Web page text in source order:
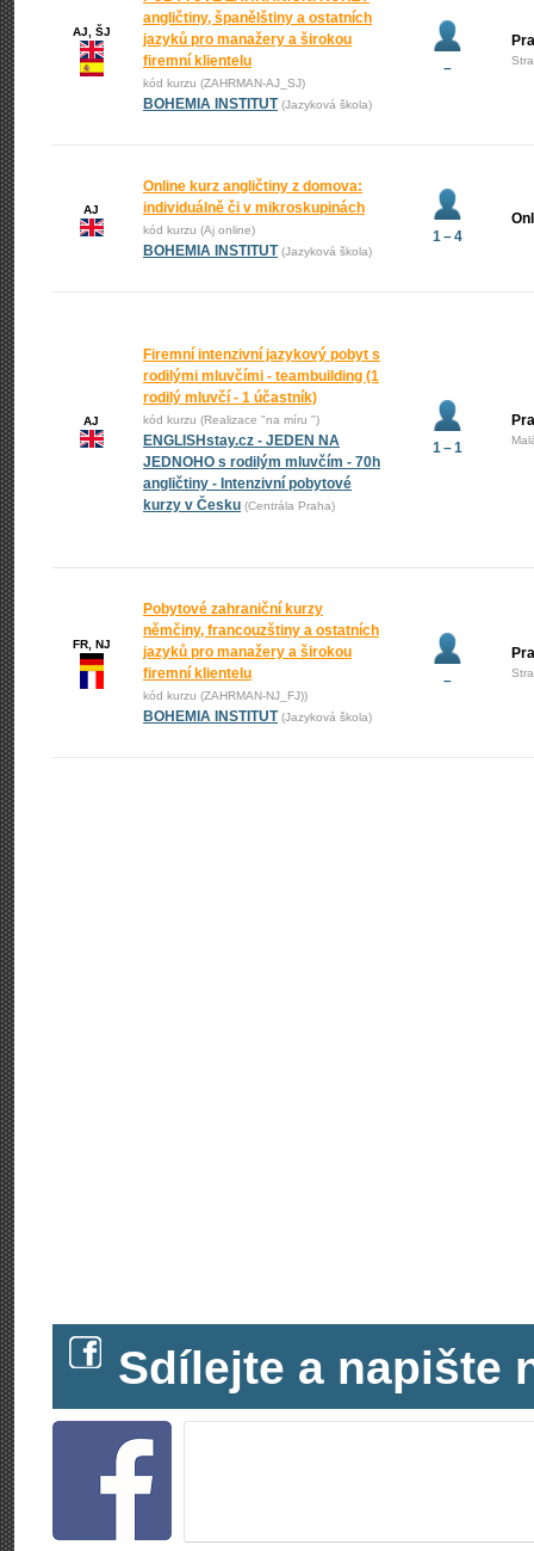
AJ, ŠJ
angličtiny, španělštiny a ostatních
jazyků pro manažery a širokou
firemní klientelu
kód kurzu (ZAHRMAN-AJ_SJ)
BOHEMIA INSTITUT (Jazyková škola)
–
AJ
Online kurz angličtiny z domova:
individuálně či v mikroskupinách
kód kurzu (Aj online)
BOHEMIA INSTITUT (Jazyková škola)
1 – 4
AJ
Firemní intenzivní jazykový pobyt s
rodilými mluvčími - teambuilding (1
rodilý mluvčí - 1 účastník)
kód kurzu (Realizace "na míru ")
ENGLISHstay.cz - JEDEN NA
JEDNOHO s rodilým mluvčím - 70h
angličtiny - Intenzivní pobytové
kurzy v Česku (Centrála Praha)
1 – 1
FR, NJ
Pobytové zahraniční kurzy
němčiny, francouzštiny a ostatních
jazyků pro manažery a širokou
firemní klientelu
kód kurzu (ZAHRMAN-NJ_FJ))
BOHEMIA INSTITUT (Jazyková škola)
–
Sdílejte a napište